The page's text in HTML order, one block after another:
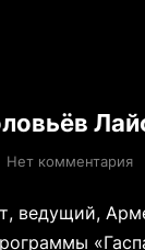
Нет комментария
ведущий,